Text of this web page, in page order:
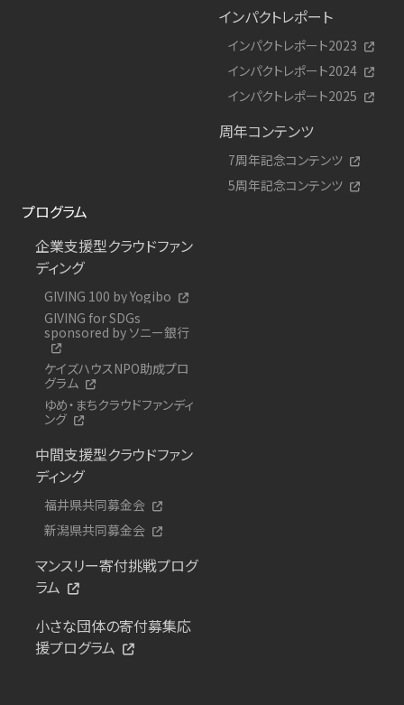
インパクトレポート
インパクトレポート2023
インパクトレポート2024
インパクトレポート2025
周年コンテンツ
7周年記念コンテンツ
5周年記念コンテンツ
プログラム
企業支援型クラウドファン
ディング
GIVING 100 by Yogibo
GIVING for SDGs
sponsored by ソニー銀行
ケイズハウスNPO助成プロ
グラム
ゆめ・まちクラウドファンディ
ング
中間支援型クラウドファン
ディング
福井県共同募金会
新潟県共同募金会
マンスリー寄付挑戦プログ
ラム
小さな団体の寄付募集応
援プログラム